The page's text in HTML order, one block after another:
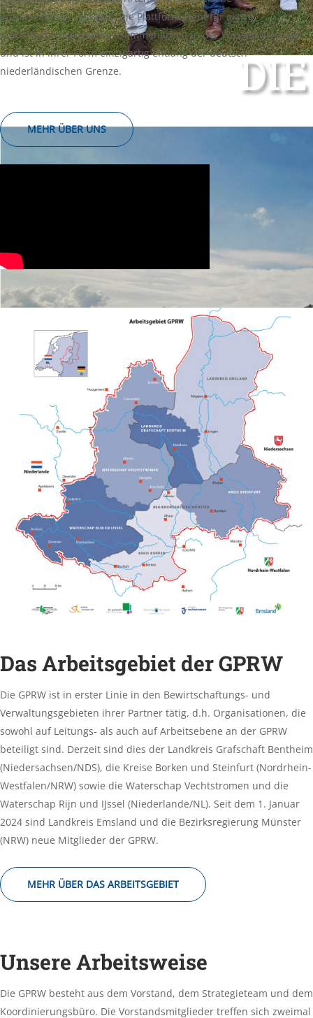
Wasserrahmenrichtlinie. Die Plattform steht für aktive
grenzüberschreitende Zusammenarbeit in der Wasserwirtschaft
und ist in ihrer Form einzigartig entlang der deutsch-
niederländischen Grenze.
MEHR ÜBER UNS
Das Arbeitsgebiet der GPRW
Die GPRW ist in erster Linie in den Bewirtschaftungs- und
Verwaltungsgebieten ihrer Partner tätig, d.h. Organisationen, die
sowohl auf Leitungs- als auch auf Arbeitsebene an der GPRW
beteiligt sind. Derzeit sind dies der Landkreis Grafschaft Bentheim
(Niedersachsen/NDS), die Kreise Borken und Steinfurt (Nordrhein-
Westfalen/NRW) sowie die Waterschap Vechtstromen und die
Waterschap Rijn und IJssel (Niederlande/NL). Seit dem 1. Januar
2024 sind Landkreis Emsland und die Bezirksregierung Münster
(NRW) neue Mitglieder der GPRW.
MEHR ÜBER DAS ARBEITSGEBIET
Unsere Arbeitsweise
Die GPRW besteht aus dem Vorstand, dem Strategieteam und dem
Koordinierungsbüro. Die Vorstandsmitglieder treffen sich zweimal